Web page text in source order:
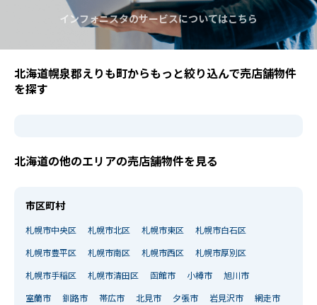
インフォニスタのサービスについてはこちら
北海道幌泉郡えりも町からもっと絞り込んで売店舗物件
を探す
北海道の他のエリアの売店舗物件を見る
市区町村
札幌市中央区 札幌市北区 札幌市東区 札幌市白石区
札幌市豊平区 札幌市南区 札幌市西区 札幌市厚別区
札幌市手稲区 札幌市清田区 函館市 小樽市 旭川市
室蘭市 釧路市 帯広市 北見市 夕張市 岩見沢市 網走市